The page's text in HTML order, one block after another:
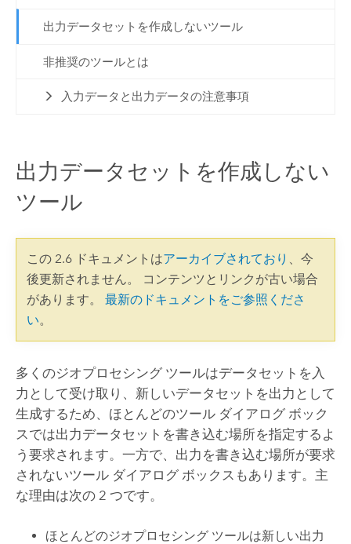
出力データセットを作成しないツール
非推奨のツールとは
入力データと出力データの注意事項
出力データセットを作成しない
ツール
この 2.6 ドキュメントはアーカイブされており 、今
後更新されません。 コンテンツとリンクが古い場合
があります。 最新のドキュメントをご参照くださ
い。
多くのジオプロセシング ツールはデータセットを入
力として受け取り、新しいデータセットを出力として
生成するため、ほとんどのツール ダイアログ ボック
スでは出力データセットを書き込む場所を指定するよ
う要求されます。一方で、出力を書き込む場所が要求
されないツール ダイアログ ボックスもあります。主
な理由は次の 2 つです。
ほとんどのジオプロセシング ツールは新しい出力